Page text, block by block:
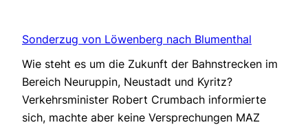
Sonderzug von Löwenberg nach Blumenthal
Wie steht es um die Zukunft der Bahnstrecken im
Bereich Neuruppin, Neustadt und Kyritz?
Verkehrsminister Robert Crumbach informierte
sich, machte aber keine Versprechungen MAZ